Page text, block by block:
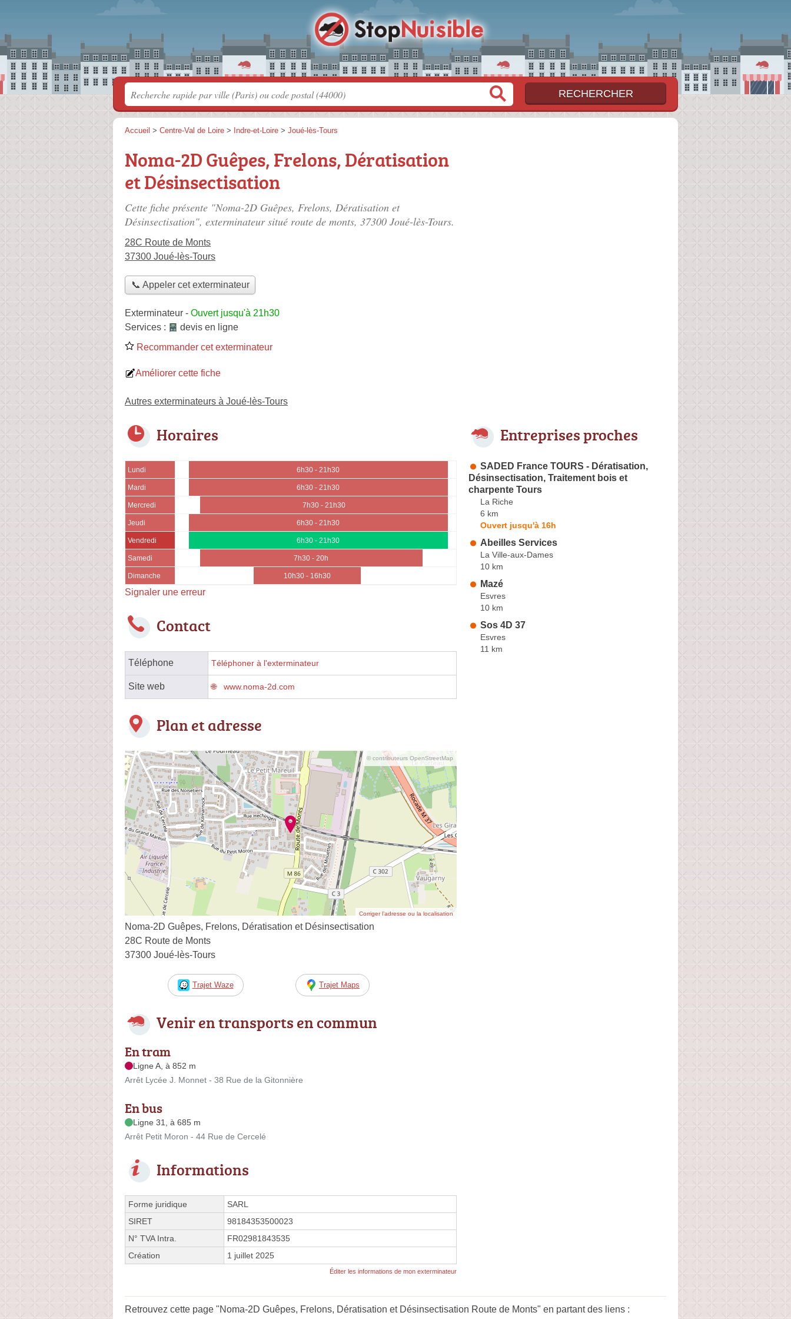
Accueil > Centre-Val de Loire > Indre-et-Loire > Joué-lès-Tours
Noma-2D Guêpes, Frelons, Dératisation
et Désinsectisation
Cette fiche présente "Noma-2D Guêpes, Frelons, Dératisation et
Désinsectisation", exterminateur situé route de monts, 37300 Joué-lès-Tours.
28C Route de Monts
37300 Joué-lès-Tours
📞 Appeler cet exterminateur
Exterminateur - Ouvert jusqu'à 21h30
Services :
devis en ligne
Recommander cet exterminateur
Améliorer cette fiche
Autres exterminateurs à Joué-lès-Tours
Horaires
Lundi 6h30 - 21h30
Mardi 6h30 - 21h30
Mercredi 7h30 - 21h30
Jeudi 6h30 - 21h30
Vendredi 6h30 - 21h30
Samedi 7h30 - 20h
Dimanche 10h30 - 16h30
Signaler une erreur
Contact
Téléphone Téléphoner à l'exterminateur
Site web www.noma-2d.com
Plan et adresse
© contributeurs OpenStreetMap
Corriger l’adresse ou la localisation
Noma-2D Guêpes, Frelons, Dératisation et Désinsectisation
28C Route de Monts
37300 Joué-lès-Tours
Trajet Waze Trajet Maps
Venir en transports en commun
En tram
Ligne A, à 852 m
Arrêt Lycée J. Monnet - 38 Rue de la Gitonnière
En bus
Ligne 31, à 685 m
Arrêt Petit Moron - 44 Rue de Cercelé
Informations
Forme juridique
SARL
SIRET
98184353500023
N° TVA Intra.
FR02981843535
Création
1 juillet 2025
Éditer les informations de mon exterminateur
Entreprises proches
SADED France TOURS - Dératisation,
Désinsectisation, Traitement bois et
charpente Tours
La Riche
6 km
Ouvert jusqu'à 16h
Abeilles Services
La Ville-aux-Dames
10 km
Mazé
Esvres
10 km
Sos 4D 37
Esvres
11 km
Retrouvez cette page "Noma-2D Guêpes, Frelons, Dératisation et Désinsectisation Route de Monts" en partant des liens :